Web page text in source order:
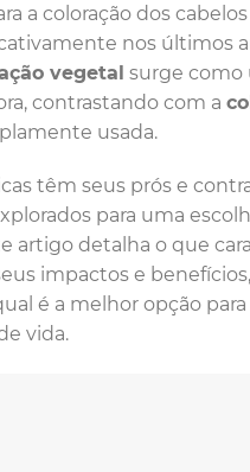
a coloração dos
nos últimos
vegetal surge como
contrastando com a
usada.
têm seus prós e
para uma
artigo detalha o que
impactos e
é a melhor opção para
vida.